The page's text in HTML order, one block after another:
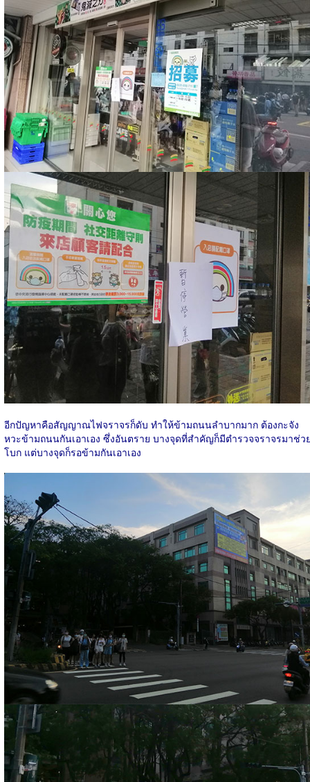
อีกปัญหาคือสัญญาณไฟจราจรก็ดับ ทำให้ข้ามถนนลำบากมาก ต้องกะจัง
หวะข้ามถนนกันเอาเอง ซึ่งอันตราย บางจุดที่สำคัญก็มีตำรวจจราจรมาช่ว
โบก แต่บางจุดก็รอข้ามกันเอาเอง